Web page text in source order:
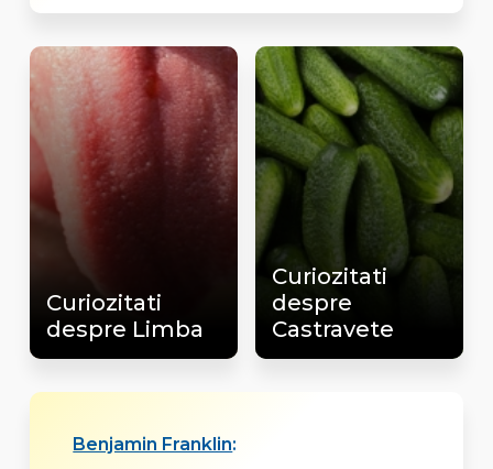
Curiozitati
despre Limba
Curiozitati
despre
Castravete
Benjamin Franklin: